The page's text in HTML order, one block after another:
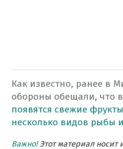
Как известно, ранее в
обороны обещали, что
появятся свежие
несколько видов рыбы
Важно!Этот материал носит